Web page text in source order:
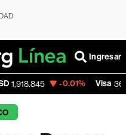
Ingresar
-0.01% Visa 362.50 -